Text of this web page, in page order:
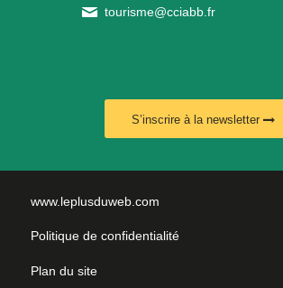
tourisme@cciabb.fr
S’inscrire à la newsletter
www.leplusduweb.com
Politique de confidentialité
Plan du site